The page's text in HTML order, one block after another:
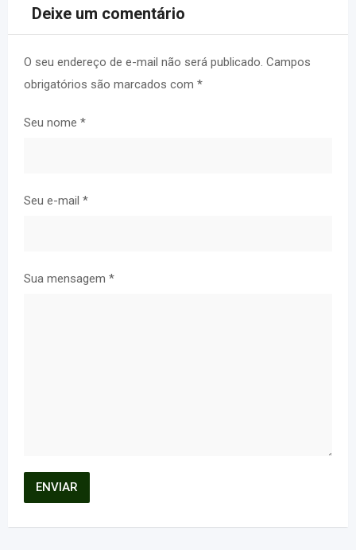
Deixe um comentário
O seu endereço de e-mail não será publicado. Campos
obrigatórios são marcados com *
Seu nome *
Seu e-mail *
Sua mensagem *